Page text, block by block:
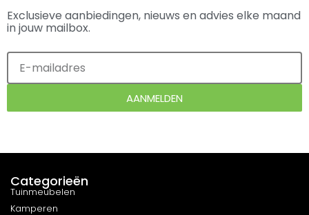
Exclusieve aanbiedingen, nieuws en advies elke maand
in jouw mailbox.
AANMELDEN
Categorieën
Tuinmeubelen
Kamperen